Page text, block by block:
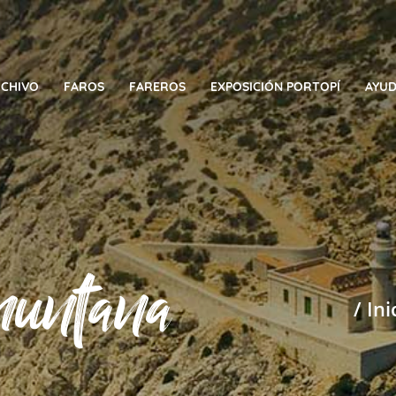
FAROS FAREROS EXPOSICIÓN PORTOPÍ
/